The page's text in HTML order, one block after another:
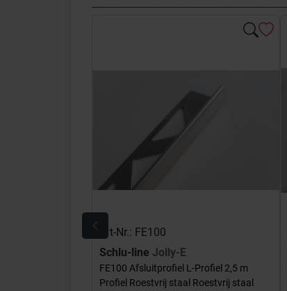
Art-Nr.: FE100
Schlu-line Jolly-E
FE100 Afsluitprofiel L-Profiel 2,5 m
Profiel Roestvrij staal Roestvrij staal